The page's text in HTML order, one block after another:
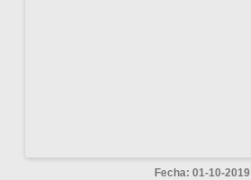
Fecha: 01-10-2019